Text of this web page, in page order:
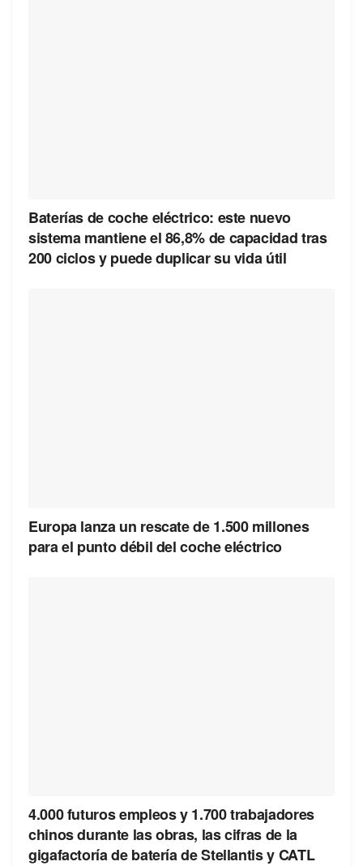
Baterías de coche eléctrico: este nuevo
sistema mantiene el 86,8% de capacidad tras
200 ciclos y puede duplicar su vida útil
Europa lanza un rescate de 1.500 millones
para el punto débil del coche eléctrico
4.000 futuros empleos y 1.700 trabajadores
chinos durante las obras, las cifras de la
gigafactoría de batería de Stellantis y CATL